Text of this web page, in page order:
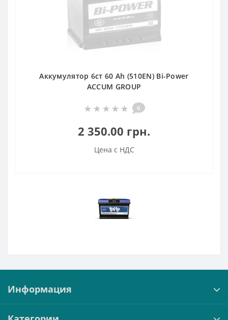
Аккумулятор 6ст 60 Аh (510EN) Bi-Power
ACCUM GROUP
0
2 350.00 грн.
Цена с НДС
Информация